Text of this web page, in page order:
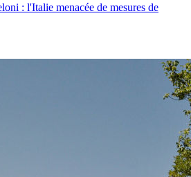
: l'Italie menacée de mesures de